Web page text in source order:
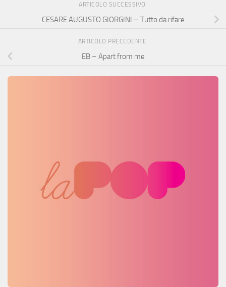
ARTICOLO SUCCESSIVO
CESARE AUGUSTO GIORGINI – Tutto da rifare
ARTICOLO PRECEDENTE
EB – Apart from me